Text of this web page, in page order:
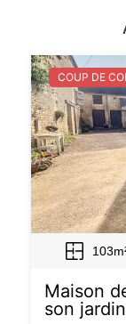
COUP DE
Maison
son jardin